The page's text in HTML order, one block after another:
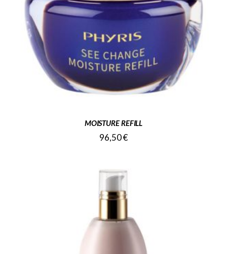
MOISTURE REFILL
96,50€